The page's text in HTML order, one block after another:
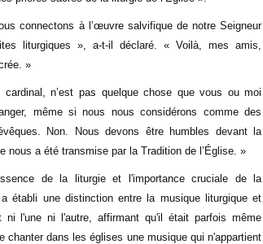
connectons à l’œuvre salvifique de notre Seigneur
liturgiques », a-t-il déclaré. « Voilà, mes amis,
»
n’est pas quelque chose que vous ou moi
même si nous nous considérons comme des
Non. Nous devons être humbles devant la
nous a été transmise par la Tradition de l’Église. »
de la liturgie et l'importance cruciale de la
établi une distinction entre la musique liturgique et
l'une ni l'autre, affirmant qu'il était parfois même
chanter dans les églises une musique qui n'appartient